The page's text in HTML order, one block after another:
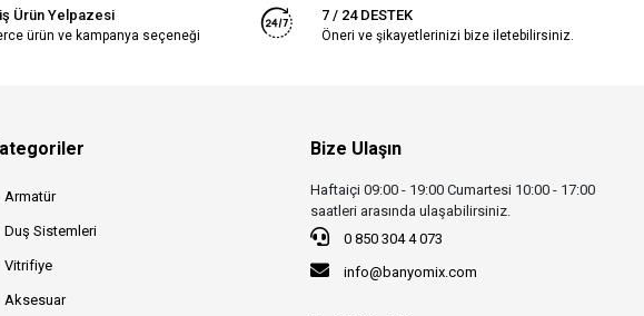
Ürün Yelpazesi
ürün ve kampanya seçeneği
7 / 24 DESTEK
Öneri ve şikayetlerinizi bize iletebilirsiniz.
Armatür
Duş Sistemleri
Vitrifiye
Aksesuar
Bize Ulaşın
Haftaiçi 09:00 - 19:00 Cumartesi 10:00 - 17:00
saatleri arasında ulaşabilirsiniz.
0 850 304 4 073
info@banyomix.com